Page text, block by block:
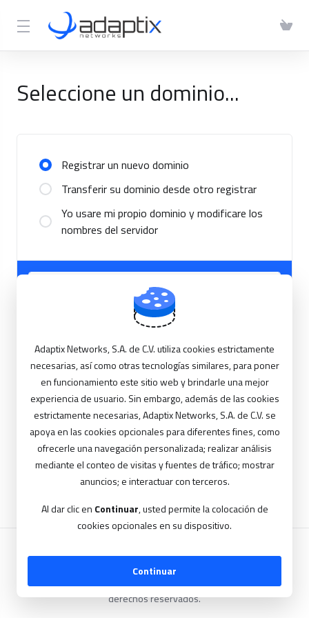
Seleccione un dominio...
Registrar un nuevo dominio
Transferir su dominio desde otro registrar
Yo usare mi propio dominio y modificare los
nombres del servidor
Verifique
derechos reservados.
Adaptix Networks, S.A. de C.V. utiliza cookies estrictamente
necesarias, así como otras tecnologías similares, para poner
en funcionamiento este sitio web y brindarle una mejor
experiencia de usuario. Sin embargo, además de las cookies
estrictamente necesarias, Adaptix Networks, S.A. de C.V. se
apoya en las cookies opcionales para diferentes fines, como
ofrecerle una navegación personalizada; realizar análisis
mediante el conteo de visitas y fuentes de tráfico; mostrar
anuncios; e interactuar con terceros.
Al dar clic en Continuar, usted permite la colocación de
cookies opcionales en su dispositivo.
Continuar